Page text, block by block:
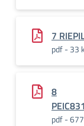
7
pdf - 33
8
pdf -